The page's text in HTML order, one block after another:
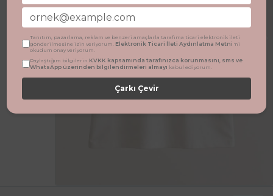
Tanıtım, pazarlama, reklam ve benzeri amaçlarla tarafıma ticari elektronik ileti
gönderilmesine izin veriyorum. Elektronik Ticari İleti Aydınlatma Metni 'ni
okudum onay veriyorum.
Paylaştığım bilgilerin KVKK kapsamında tarafınızca korunmasını, sms ve
WhatsApp üzerinden bilgilendirmeleri almayı kabul ediyorum.
Çarkı Çevir